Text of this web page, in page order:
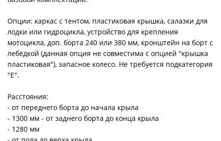
Опции: каркас с тентом, пластиковая крышка, салазки для
лодки или гидроцикла, устройство для крепления
мотоцикла, доп. борта 240 или 380 мм, кронштейн на борт с
лебёдкой (данная опция не совместима с опцией "крышка
пластиковая"), запасное колесо. Не требуется подкатегория
"Е".
Расстояния:
- от переднего борта до начала крыла
- 1300 мм - от заднего борта до конца крыла
- 1280 мм